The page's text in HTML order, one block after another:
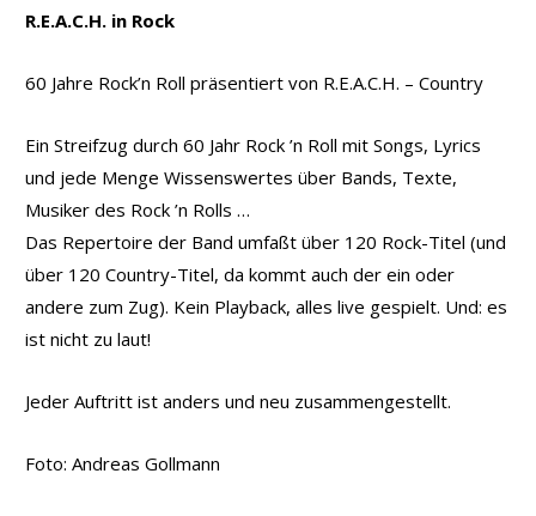
R.E.A.C.H. in Rock
60 Jahre Rock’n Roll präsentiert von R.E.A.C.H. – Country
Ein Streifzug durch 60 Jahr Rock ’n Roll mit Songs, Lyrics
und jede Menge Wissenswertes über Bands, Texte,
Musiker des Rock ’n Rolls …
Das Repertoire der Band umfaßt über 120 Rock-Titel (und
über 120 Country-Titel, da kommt auch der ein oder
andere zum Zug). Kein Playback, alles live gespielt. Und: es
ist nicht zu laut!
Jeder Auftritt ist anders und neu zusammengestellt.
Foto: Andreas Gollmann